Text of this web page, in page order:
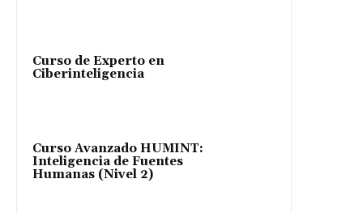
Curso de Experto en
Ciberinteligencia
Curso Avanzado HUMINT:
Inteligencia de Fuentes
Humanas (Nivel 2)